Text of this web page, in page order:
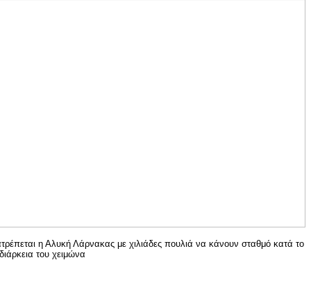
η Αλυκή Λάρνακας με χιλιάδες πουλιά να κάνουν σταθμό κατά το
του χειμώνα